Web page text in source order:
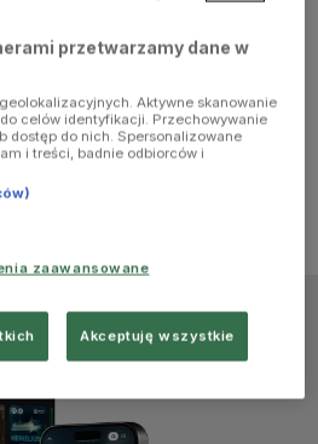
przetwarzamy dane w
Aktywne skanowanie
celów identyfikacji. Przechowywanie
dostęp do nich. Spersonalizowane
i treści, badnie odbiorców i
zaawansowane
Akceptuję wszystkie